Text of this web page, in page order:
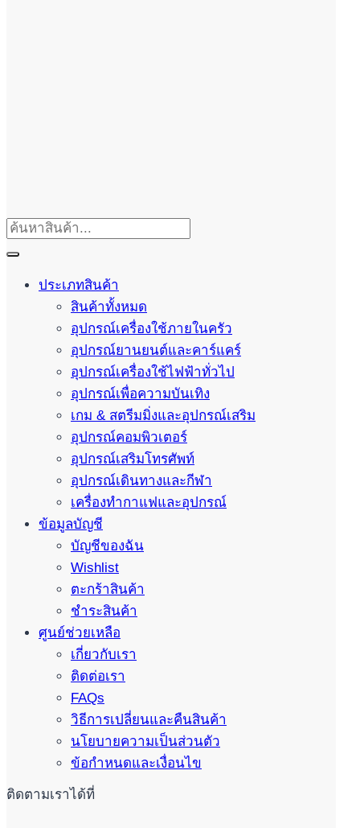
ประเภทสินค้า
สินค้าทั้งหมด
อุปกรณ์เครื่องใช้ภายในครัว
อุปกรณ์ยานยนต์และคาร์แคร์
อุปกรณ์เครื่องใช้ไฟฟ้าทั่วไป
อุปกรณ์เพื่อความบันเทิง
เกม & สตรีมมิ่งและอุปกรณ์เสริม
อุปกรณ์คอมพิวเตอร์
อุปกรณ์เสริมโทรศัพท์
อุปกรณ์เดินทางและกีฬา
เครื่องทำกาแฟและอุปกรณ์
ข้อมูลบัญชี
บัญชีของฉัน
Wishlist
ตะกร้าสินค้า
ชำระสินค้า
ศูนย์ช่วยเหลือ
เกี่ยวกับเรา
ติดต่อเรา
FAQs
วิธีการเปลี่ยนและคืนสินค้า
นโยบายความเป็นส่วนตัว
ข้อกำหนดและเงื่อนไข
ติดตามเราได้ที่